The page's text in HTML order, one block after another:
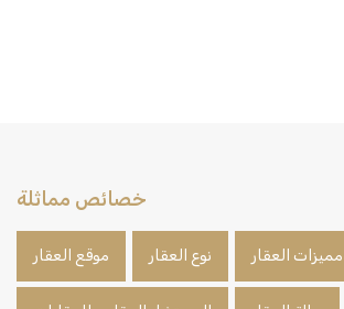
خصائص مماثلة
مميزات العقار نوع العقار موقع العقار